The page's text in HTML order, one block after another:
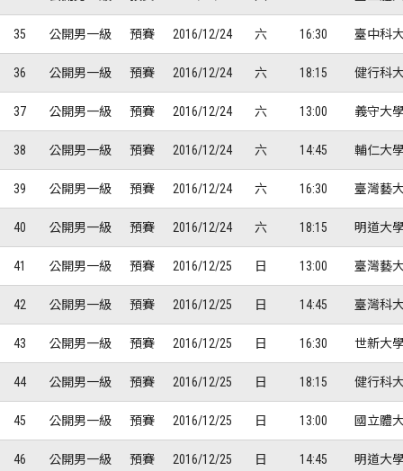
35 公開男一級 預賽 2016/12/24 六 16:30 臺中科
36 公開男一級 預賽 2016/12/24 六 18:15 健行科
37 公開男一級 預賽 2016/12/24 六 13:00 義守大
38 公開男一級 預賽 2016/12/24 六 14:45 輔仁大
39 公開男一級 預賽 2016/12/24 六 16:30 臺灣藝
40 公開男一級 預賽 2016/12/24 六 18:15 明道大
41 公開男一級 預賽 2016/12/25 日 13:00 臺灣藝
42 公開男一級 預賽 2016/12/25 日 14:45 臺灣科
43 公開男一級 預賽 2016/12/25 日 16:30 世新大
44 公開男一級 預賽 2016/12/25 日 18:15 健行科
45 公開男一級 預賽 2016/12/25 日 13:00 國立體
46 公開男一級 預賽 2016/12/25 日 14:45 明道大